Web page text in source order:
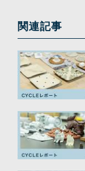
関連記事